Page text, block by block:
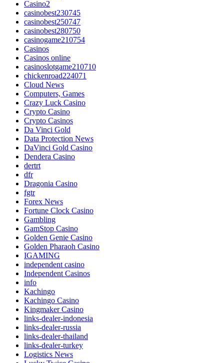
Casino2
casinobest230745
casinobest250747
casinobest280750
casinogame210754
Casinos
Casinos online
casinoslotgame210710
chickenroad224071
Cloud News
Computers, Games
Crazy Luck Casino
Crypto Casino
Crypto Casinos
Da Vinci Gold
Data Protection News
DaVinci Gold Casino
Dendera Casino
dertrt
dfr
Dragonia Casino
fgtr
Forex News
Fortune Clock Casino
Gambling
GamStop Casino
Golden Genie Casino
Golden Pharaoh Casino
IGAMING
independent casino
Independent Casinos
info
Kachingo
Kachingo Casino
Kingmaker Casino
links-dealer-indonesia
links-dealer-russia
links-dealer-thailand
links-dealer-turkey
Logistics News